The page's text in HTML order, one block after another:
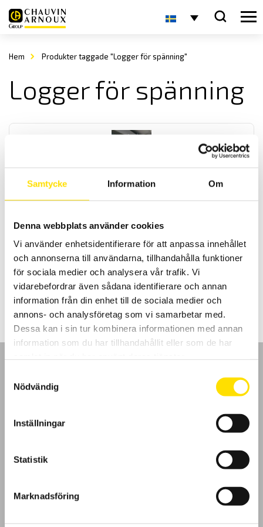
Samtycke Information Om
Denna webbplats använder cookies
Vi använder enhetsidentifierare för att anpassa innehållet
och annonserna till användarna, tillhandahålla funktioner
för sociala medier och analysera vår trafik. Vi
vidarebefordrar även sådana identifierare och annan
information från din enhet till de sociala medier och
annons- och analysföretag som vi samarbetar med.
Dessa kan i sin tur kombinera informationen med annan
information som du har tillhandahållit eller som de har
Nödvändig
Inställningar
Statistik
Marknadsföring
Hem Produkter taggade "Logger för spänning"
Logger för spänning
En serie med 1- och 2-kanals ström och spänningsloggers med 8
GB minne för långa loggningar. För mätning av spänning mellan
10...1200V ac /±1700 V dc samt 0,5...3000 A ac. Modell L412 har
ingångar för separata strömtänger.
5,870.00kr –6,495.00kr Prisintervall:
5,870.00 kr
till
6,495.00 kr
LÄS MER